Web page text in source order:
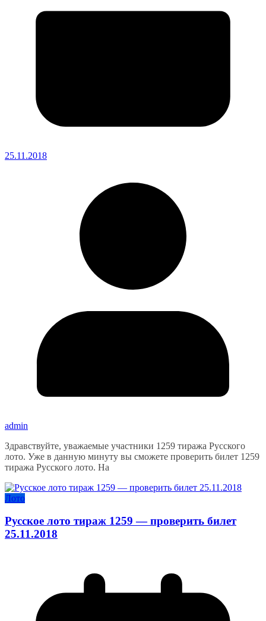
25.11.2018
admin
Здравствуйте, уважаемые участники 1259 тиража Русского
лото. Уже в данную минуту вы сможете проверить билет 1259
тиража Русского лото. На
Лото
Русское лото тираж 1259 — проверить билет
25.11.2018